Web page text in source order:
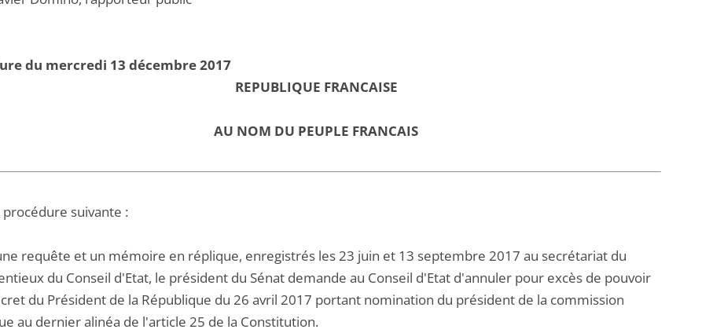
du mercredi 13 décembre 2017
REPUBLIQUE FRANCAISE
AU NOM DU PEUPLE FRANCAIS
procédure suivante :
requête et un mémoire en réplique, enregistrés les 23 juin et 13 septembre 2017 au secrétariat du
du Conseil d'Etat, le président du Sénat demande au Conseil d'Etat d'annuler pour excès de pouvoir
du Président de la République du 26 avril 2017 portant nomination du président de la commission
au dernier alinéa de l'article 25 de la Constitution.